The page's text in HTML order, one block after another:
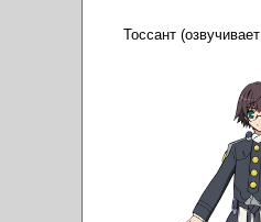
Тоссант (озвучивает